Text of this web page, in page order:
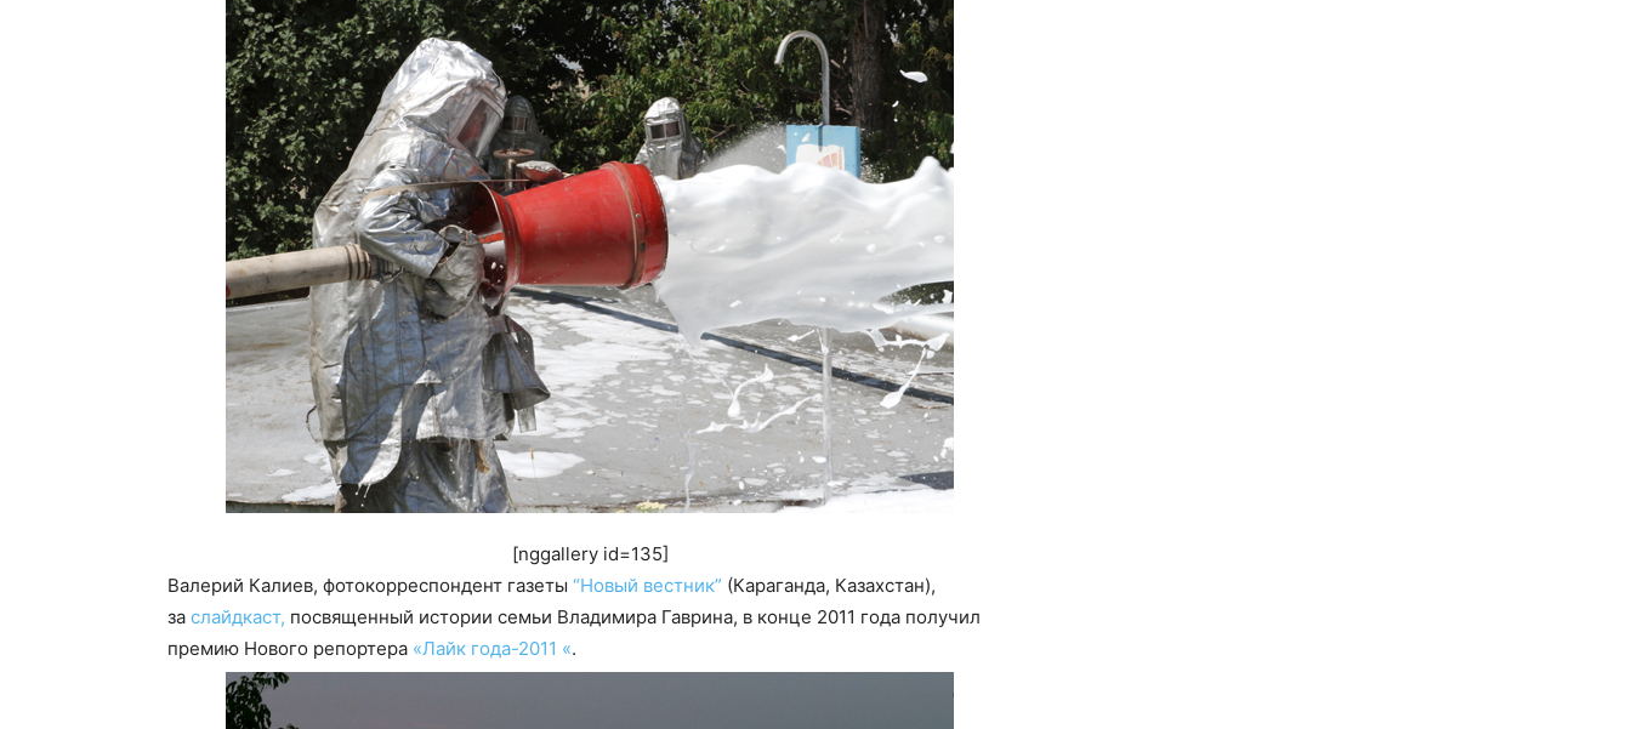
[nggallery id=135]
Валерий Калиев, фотокорреспондент газеты “Новый вестник” (Караганда, Казахстан),
за слайдкаст, посвященный истории семьи Владимира Гаврина, в конце 2011 года получил
премию Нового репортера «Лайк года-2011 «.